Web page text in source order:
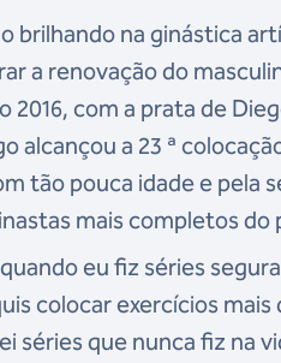
brilhando na ginástica
a renovação do
2016, com a prata de
alcançou a 23 ª
tão pouca idade e pela
mais completos do
eu fiz séries
colocar exercícios
que nunca fiz na